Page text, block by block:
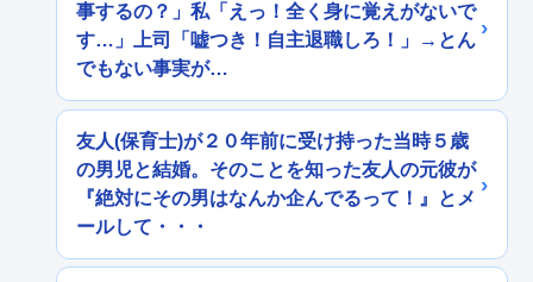
事するの？」私「えっ！全く身に覚えがないで
す…」上司「嘘つき！自主退職しろ！」→とん
でもない事実が…
友人(保育士)が２０年前に受け持った当時５歳
の男児と結婚。そのことを知った友人の元彼が
『絶対にその男はなんか企んでるって！』とメ
ールして・・・